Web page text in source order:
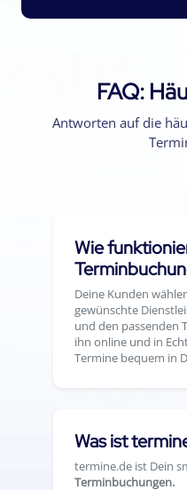
FAQ:
Antworten auf die
Wie
Deine Kunden
gewünschte
und den passenden
ihn online und in
Termine bequem in
Was ist
termine.de ist Dein
Terminbuchungen.